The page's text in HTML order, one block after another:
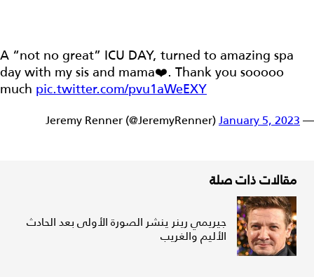
A “not no great” ICU DAY, turned to amazing spa
day with my sis and mama❤️. Thank you sooooo
much pic.twitter.com/pvu1aWeEXY
— Jeremy Renner (@JeremyRenner)
January 5, 2023
مقالات ذات صلة
جيريمي رينر ينشر الصورة الأولى بعد الحادث
الأليم والغريب